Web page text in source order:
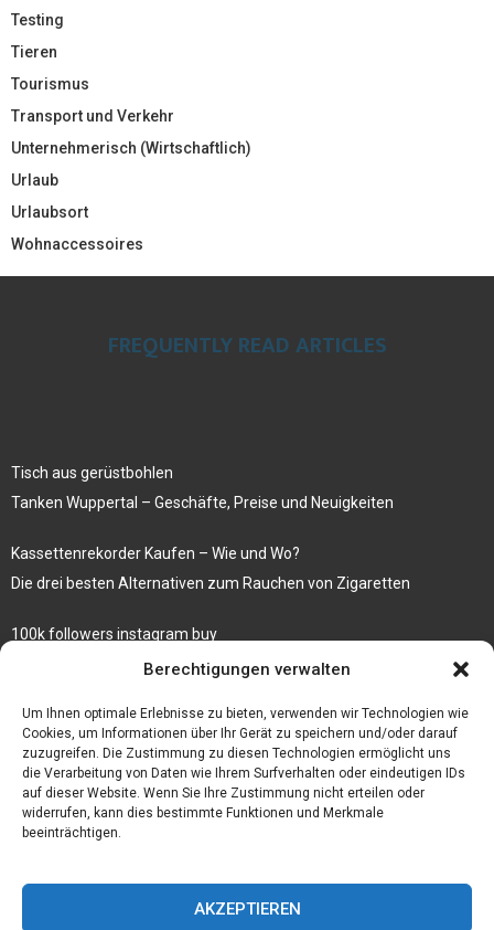
Berechtigungen verwalten
Um Ihnen optimale Erlebnisse zu bieten, verwenden wir Technologien wie
Cookies, um Informationen über Ihr Gerät zu speichern und/oder darauf
zuzugreifen. Die Zustimmung zu diesen Technologien ermöglicht uns
die Verarbeitung von Daten wie Ihrem Surfverhalten oder eindeutigen IDs
auf dieser Website. Wenn Sie Ihre Zustimmung nicht erteilen oder
widerrufen, kann dies bestimmte Funktionen und Merkmale
beeinträchtigen.
AKZEPTIEREN
Testing
Tieren
Tourismus
Transport und Verkehr
Unternehmerisch (Wirtschaftlich)
Urlaub
Urlaubsort
Wohnaccessoires
FREQUENTLY READ ARTICLES
Tisch aus gerüstbohlen
Tanken Wuppertal – Geschäfte, Preise und Neuigkeiten
Kassettenrekorder Kaufen – Wie und Wo?
Die drei besten Alternativen zum Rauchen von Zigaretten
100k followers instagram buy
Rezepte für gekochte Süßkartoffeln
Gönnen Sie sich bedruckte Fliesen mit einem eigenen Bild